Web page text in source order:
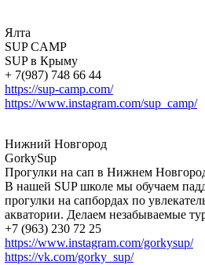
Ялта
SUP CAMP
SUP в Крыму
+ 7(987) 748 66 44
https://sup-camp.com/
https://www.instagram.com/sup_camp/
Нижний Новгород
GorkySup
Прогулки на сап в Нижнем
В нашей SUP школе мы обучаем
прогулки на сапбордах по
акватории. Делаем незабываемые
+7 (963) 230 72 25
https://www.instagram.com/gorkysup/
https://vk.com/gorky_sup/